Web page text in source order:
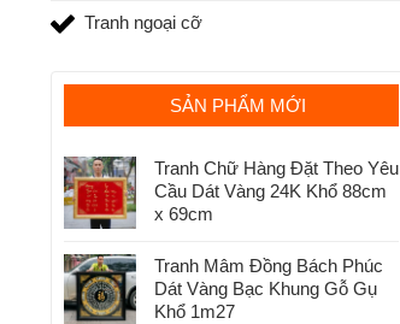
Tranh ngoại cỡ
SẢN PHẨM MỚI
Tranh Chữ Hàng Đặt Theo Yêu
Cầu Dát Vàng 24K Khổ 88cm
x 69cm
Tranh Mâm Đồng Bách Phúc
Dát Vàng Bạc Khung Gỗ Gụ
Khổ 1m27